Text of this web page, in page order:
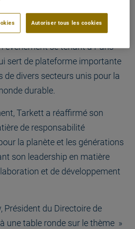
événement se tenant à Paris
sert de plateforme importante
de divers secteurs unis pour la
durable.
Tarkett a réaffirmé son
de responsabilité
la planète et les générations
son leadership en matière
et de développement
Président du Directoire de
une table ronde sur le thème »
Autoriser tous les cookies